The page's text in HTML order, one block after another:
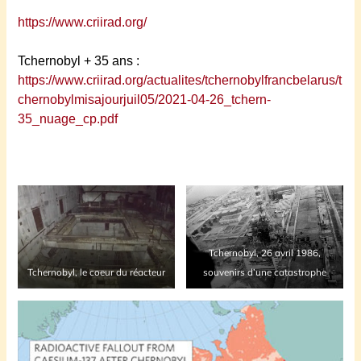
n
a
t
r
i
t
C
é
c
i
C
a
https://www.criirad.org/
Tchernobyl + 35 ans :
https://www.criirad.org/actualites/tchernobylfrancbelarus/t
chernobylmisajourjuil05/2021-04-26_tchern-
35_nuage_cp.pdf
Tchernobyl, le coeur du réacteur
Tchernobyl, 26 avril 1986,
souvenirs d’une catastrophe